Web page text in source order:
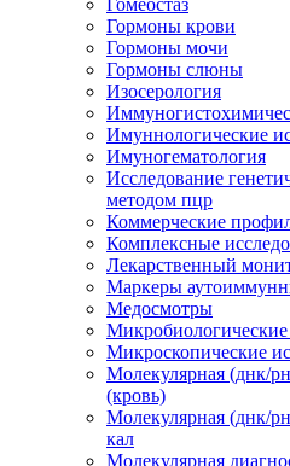
Гомеостаз
Гормоны крови
Гормоны мочи
Гормоны слюны
Изосерология
Имуннологические
Имуногематология
Исследование
методом пцр
Коммерческие
Комплексные
Лекарственный
Маркеры
Медосмотры
Микробиологические
Микроскопические
Молекулярная (днк/
(кровь)
Молекулярная (днк/
кал
Молекулярная